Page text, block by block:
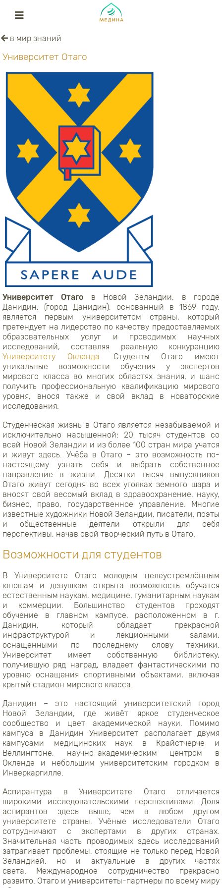
в мир знаний
Университет Отаго
Университет Отаго в Новой Зеландии, в городе
Данидин, (город Данидин), основанный в 1869 году,
является первым университетом страны, который
претендует на лидерство по качеству предоставляемых
образовательных услуг и проводимых научных
исследований, составляя реальную конкуренцию
Университету Окленда. Студенты Отаго имеют
уникальные возможности обучения у экспертов
мирового класса во многих областях знания, и шанс
получить профессиональную квалификацию мирового
уровня, внося также и свой вклад в новаторские
исследования.
Студенческая жизнь в Отаго является незабываемой и
исключительно насыщенной: 20 тысяч студентов со
всей Новой Зеландии и из более 100 стран мира учатся
и живут здесь. Учёба в Отаго – это возможность по-
настоящему узнать себя и выбрать собственное
направление в жизни. Десятки тысяч выпускников
Отаго живут сегодня во всех уголках земного шара и
вносят свой весомый вклад в здравоохранение, науку,
бизнес, право, государственное управление. Многие
известные художники Новой Зеландии, писатели, поэты
и общественные деятели открыли для себя
перспективы, начав свой творческий путь в Отаго.
Возможности для студентов
В Университете Отаго молодым целеустремлённым
юношам и девушкам открыта возможность обучатся
естественным наукам, медицине, гуманитарным наукам
и коммерции. Большинство студентов проходят
обучение в главном кампусе, расположенном в г.
Данидин, который обладает прекрасной
инфраструктурой и лекционными залами,
оснащенными по последнему слову техники.
Университет имеет собственную библиотеку,
получившую ряд наград, владеет фантастическими по
уровню оснащения спортивными объектами, включая
крытый стадион мирового класса.
Данидин – это настоящий университетский город
Новой Зеландии, где живёт яркое студенческое
сообщество и цвет академической науки. Помимо
кампуса в Данидин Университет располагает двумя
кампусами медицинских наук в Крайстчерче и
Веллингтоне, научно-академическим центром в
Окленде и небольшим университетским городком в
Инверкаргилле.
Аспирантура в Университете Отаго отличается
широкими исследовательскими перспективами. Доля
аспирантов здесь выше, чем в любом другом
университете страны. Учёные исследователи Отаго
сотрудничают с экспертами в других странах.
Значительная часть проводимых здесь исследований
затрагивает проблемы, стоящие не только перед Новой
Зеландией, но и актуальные в других частях
света. Международное сотрудничество прекрасно
развито. Отаго и университеты-партнеры по всему миру